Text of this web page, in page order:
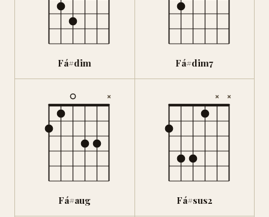
Fá#dim Fá#dim7
×
Fá#aug
× ×
Fá#sus2